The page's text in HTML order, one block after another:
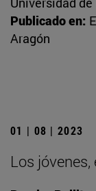
Publicado en:
Aragón
01 | 08 | 2023
Los